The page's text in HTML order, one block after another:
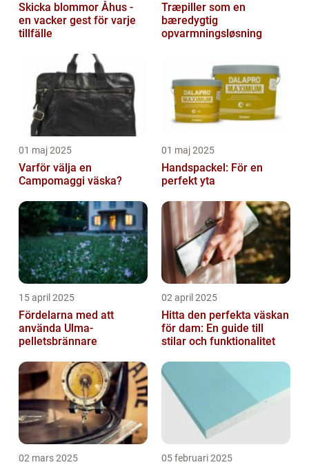
Skicka blommor Åhus -
en vacker gest för varje
tillfälle
Træpiller som en
bæredygtig
opvarmningsløsning
01 maj 2025
Varför välja en
Campomaggi väska?
01 maj 2025
Handspackel: För en
perfekt yta
15 april 2025
Fördelarna med att
använda Ulma-
pelletsbrännare
02 april 2025
Hitta den perfekta väskan
för dam: En guide till
stilar och funktionalitet
02 mars 2025 05 februari 2025